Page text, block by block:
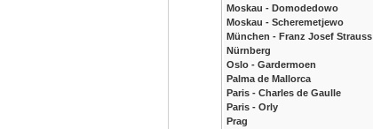
Moskau - Domodedowo
Moskau - Scheremetjewo
München - Franz Josef Strauss
Nürnberg
Oslo - Gardermoen
Palma de Mallorca
Paris - Charles de Gaulle
Paris - Orly
Prag